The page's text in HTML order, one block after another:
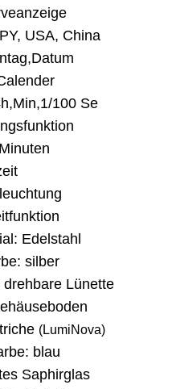
USA, China
100 Se
Edelstahl
silber
Lünette
(LumiNova)
blau
Saphirglas